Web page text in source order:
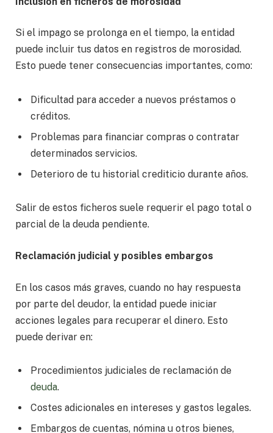
Si el impago se prolonga en el tiempo, la entidad
puede incluir tus datos en registros de morosidad.
Esto puede tener consecuencias importantes, como:
Dificultad para acceder a nuevos préstamos o
créditos.
Problemas para financiar compras o contratar
determinados servicios.
Deterioro de tu historial crediticio durante años.
Salir de estos ficheros suele requerir el pago total o
parcial de la deuda pendiente.
Reclamación judicial y posibles embargos
En los casos más graves, cuando no hay respuesta
por parte del deudor, la entidad puede iniciar
acciones legales para recuperar el dinero. Esto
puede derivar en:
Procedimientos judiciales de reclamación de
deuda.
Costes adicionales en intereses y gastos legales.
Embargos de cuentas, nómina u otros bienes,